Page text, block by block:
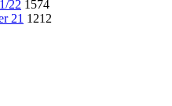
22 1574
21 1212